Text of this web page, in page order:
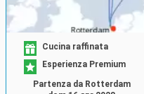
Cucina raffinata
Esperienza Premium
Partenza da Rotterdam